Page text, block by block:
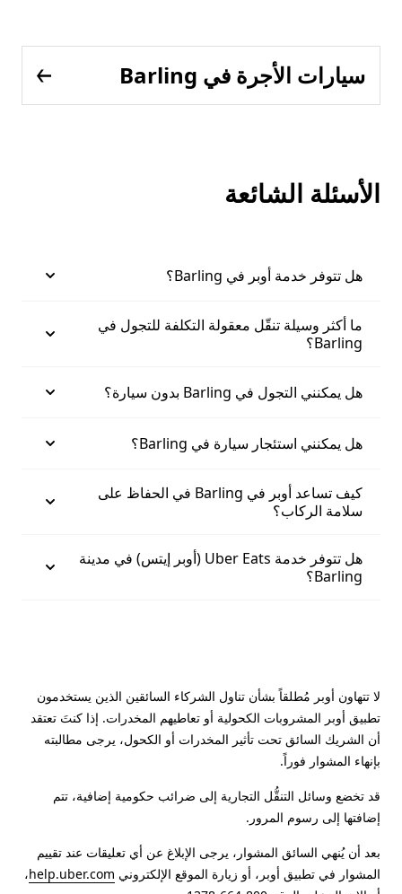
سيارات الأجرة في Barling
الأسئلة الشائعة
هل تتوفر خدمة أوبر في Barling؟
ما أكثر وسيلة تنقّل معقولة التكلفة للتجول في
Barling؟
هل يمكنني التجول في Barling بدون سيارة؟
هل يمكنني استئجار سيارة في Barling؟
كيف تساعد أوبر في Barling في الحفاظ على
سلامة الركاب؟
هل تتوفر خدمة Uber Eats (أوبر إيتس) في مدينة
Barling؟
لا تتهاون أوبر مُطلقاً بشأن تناول الشركاء السائقين الذين يستخدمون
تطبيق أوبر المشروبات الكحولية أو تعاطيهم المخدرات. إذا كنتَ تعتقد
أن الشريك السائق تحت تأثير المخدرات أو الكحول، يرجى مطالبته
بإنهاء المشوار فوراً.
قد تخضع وسائل التنقُّل التجارية إلى ضرائب حكومية إضافية، تتم
إضافتها إلى رسوم المرور.
بعد أن يُنهي السائق المشوار، يرجى الإبلاغ عن أي تعليقات عند تقييم
المشوار في تطبيق أوبر، أو زيارة الموقع الإلكتروني help.uber.com،